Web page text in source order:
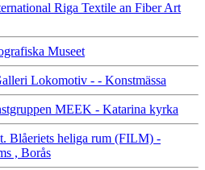
Riga Textile an Fiber Art
Museet
Lokomotiv - - Konstmässa
MEEK - Katarina kyrka
Blåeriets heliga rum (FILM) -
, Borås